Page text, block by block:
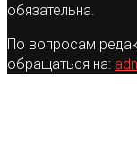
обязательна.
По вопросам
обращаться на: